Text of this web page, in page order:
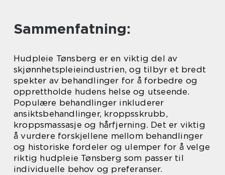
Sammenfatning:
Hudpleie Tønsberg er en viktig del av
skjønnhetspleieindustrien, og tilbyr et bredt
spekter av behandlinger for å forbedre og
opprettholde hudens helse og utseende.
Populære behandlinger inkluderer
ansiktsbehandlinger, kroppsskrubb,
kroppsmassasje og hårfjerning. Det er viktig
å vurdere forskjellene mellom behandlinger
og historiske fordeler og ulemper for å velge
riktig hudpleie Tønsberg som passer til
individuelle behov og preferanser.